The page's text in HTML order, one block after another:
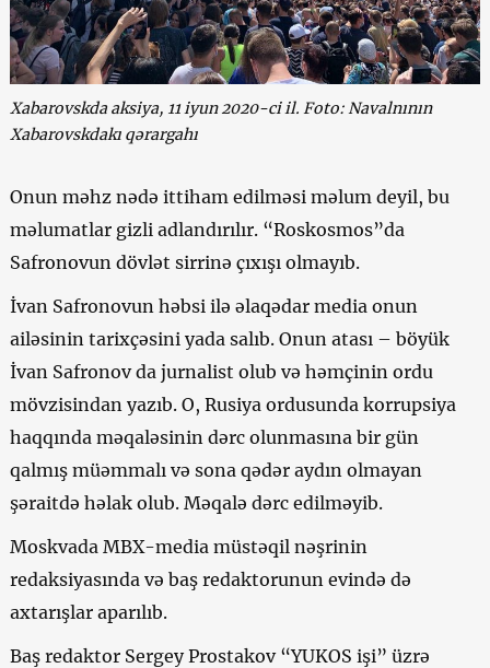
Xabarovskda aksiya, 11 iyun 2020-ci il. Foto: Navalnının
Xabarovskdakı qərargahı
Onun məhz nədə ittiham edilməsi məlum deyil, bu
məlumatlar gizli adlandırılır. “Roskosmos”da
Safronovun dövlət sirrinə çıxışı olmayıb.
İvan Safronovun həbsi ilə əlaqədar media onun
ailəsinin tarixçəsini yada salıb. Onun atası – böyük
İvan Safronov da jurnalist olub və həmçinin ordu
mövzisindan yazıb. O, Rusiya ordusunda korrupsiya
haqqında məqaləsinin dərc olunmasına bir gün
qalmış müəmmalı və sona qədər aydın olmayan
şəraitdə həlak olub. Məqalə dərc edilməyib.
Moskvada MBX-media müstəqil nəşrinin
redaksiyasında və baş redaktorunun evində də
axtarışlar aparılıb.
Baş redaktor Sergey Prostakov “YUKOS işi” üzrə